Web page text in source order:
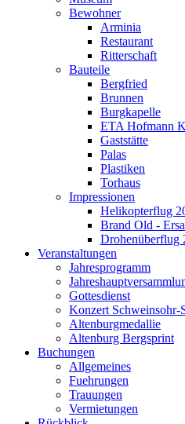
Bewohner
Arminia
Restaurant
Ritterschaft
Bauteile
Bergfried
Brunnen
Burgkapelle
ETA Hofmann
Gaststätte
Palas
Plastiken
Torhaus
Impressionen
Helikopterflug
Brand Old -
Drohenüberflug
Veranstaltungen
Jahresprogramm
Gottesdienst
Konzert Schweinsohr-
Altenburgmedallie
Altenburg Bergsprint
Buchungen
Allgemeines
Fuehrungen
Trauungen
Vermietungen